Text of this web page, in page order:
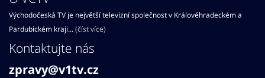
Východočeská TV je největší televizní společnost v Královéhradeckém a
Pardubickém kraji... (číst více)
Kontaktujte nás
zpravy@v1tv.cz